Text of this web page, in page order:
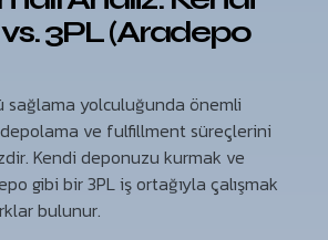
3PL (Aradepo
sağlama yolculuğunda önemli
ve fulfillment süreçlerini
Kendi deponuzu kurmak ve
gibi bir 3PL iş ortağıyla çalışmak
bulunur.